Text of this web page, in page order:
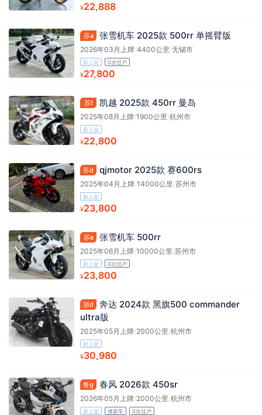
¥22,888
苏a 张雪机车 2025款 500rr 单摇臂版
2026年03月上牌/4400公里/无锡市
新上架 0次过户
¥27,800
苏f 凯越 2025款 450rr 曼岛
2025年08月上牌/1900公里/杭州市
新上架
¥22,800
苏d qjmotor 2025款 赛600rs
2025年04月上牌/14000公里/苏州市
新上架
¥23,800
苏e 张雪机车 500rr
2025年06月上牌/10000公里/苏州市
新上架 0次过户
¥23,800
浙d
奔达 2024款 黑旗500 commander
ultra版
2025年05月上牌/2000公里 /杭州市
新上架
¥30,980
鲁g 春风 2026款 450sr
2026年05月上牌/2000公里 /杭州市
新上架 准新车 0次过户